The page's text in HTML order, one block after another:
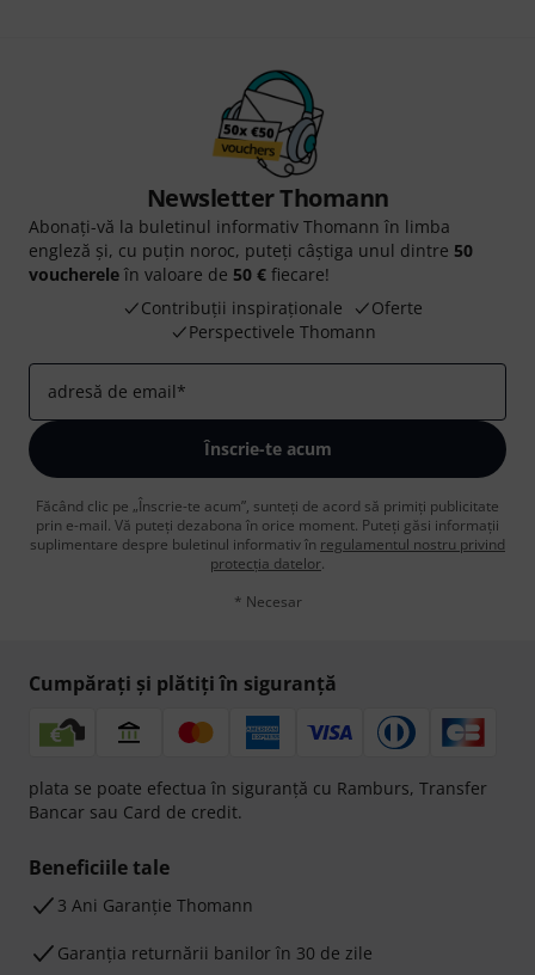
Newsletter Thomann
Abonați-vă la buletinul informativ Thomann în limba
engleză și, cu puțin noroc, puteți câștiga unul dintre 50
voucherele în valoare de 50 € fiecare!
Contribuții inspiraționale
Oferte
Perspectivele Thomann
adresă de email*
Înscrie-te acum
Făcând clic pe „Înscrie-te acum”, sunteți de acord să primiți publicitate
prin e-mail. Vă puteți dezabona în orice moment. Puteți găsi informații
suplimentare despre buletinul informativ în regulamentul nostru privind
protecția datelor.
* Necesar
Cumpărați și plătiți în siguranță
plata se poate efectua în siguranță cu Ramburs, Transfer
Bancar sau Card de credit.
Beneficiile tale
3 Ani Garanție Thomann
Garanţia returnării banilor în 30 de zile